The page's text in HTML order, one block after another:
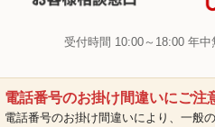
受付時間 10:00～18:00 年中
電話番号のお掛け間違いにご注
電話番号のお掛け間違いにより、一般